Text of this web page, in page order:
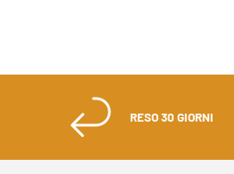
RESO 30 GIORNI